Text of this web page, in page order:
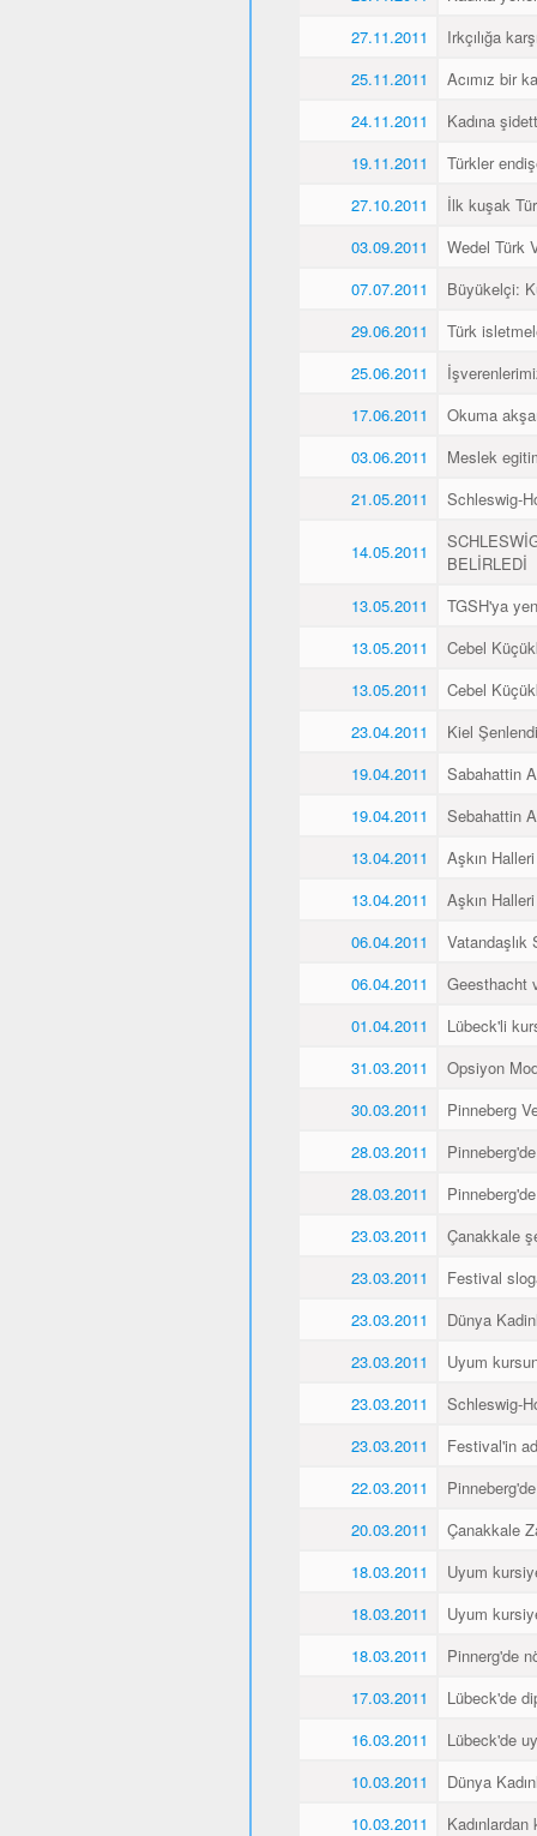
27.11.2011
Irkçılığa
25.11.2011
Acımız bir
24.11.2011
Kadına
19.11.2011
Türkler
27.10.2011
İlk kuşak
03.09.2011
Wedel Türk
07.07.2011
Büyükelçi:
29.06.2011
Türk
25.06.2011
17.06.2011
Okuma
03.06.2011
Meslek
21.05.2011
Schleswig-
14.05.2011
BELİRLEDİ
13.05.2011
TGSH'ya
13.05.2011
Cebel
13.05.2011
Cebel
23.04.2011
Kiel Şenlendi
19.04.2011
Sabahattin
19.04.2011
Sebahattin
13.04.2011
Aşkın Halleri
13.04.2011
Aşkın
06.04.2011
Vatandaşlık
06.04.2011
Geesthacht
01.04.2011
Lübeck'li
31.03.2011
Opsiyon
30.03.2011
Pinneberg
28.03.2011
28.03.2011
23.03.2011
Çanakkale
23.03.2011
Festival
23.03.2011
Dünya
23.03.2011
Uyum
23.03.2011
Schleswig-
23.03.2011
Festival'in
22.03.2011
20.03.2011
Çanakkale
18.03.2011
Uyum
18.03.2011
Uyum
18.03.2011
Pinnerg'de
17.03.2011
Lübeck'de
16.03.2011
Lübeck'de
10.03.2011
Dünya
10.03.2011
Kadınlardan